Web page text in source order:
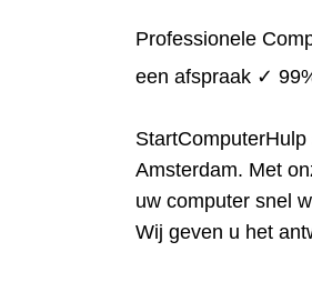
Professionele
een afspraak ✓
Amsterdam. Met
uw computer snel
Wij geven u het